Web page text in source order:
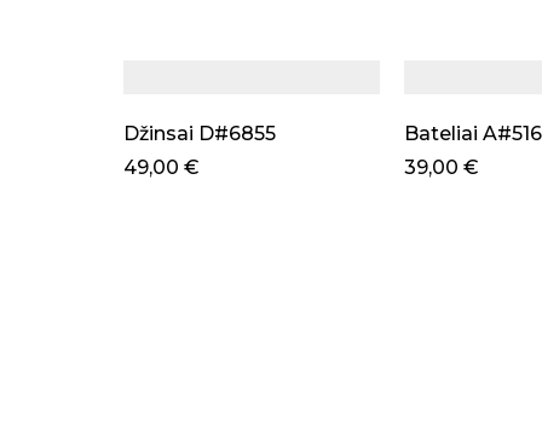
Džinsai D#6855
49,00 €
Bateliai A#516
39,00 €